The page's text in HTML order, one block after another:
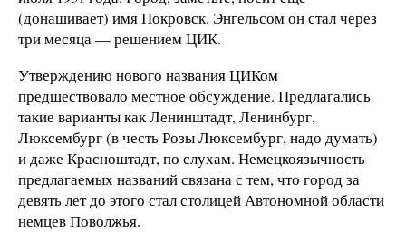
(донашивает) имя Покровск. Энгельсом он стал через
три месяца — решением ЦИК.
Утверждению нового названия ЦИКом
предшествовало местное обсуждение. Предлагались
такие варианты как Ленинштадт, Ленинбург,
Люксембург (в честь Розы Люксембург, надо думать)
и даже Красноштадт, по слухам. Немецкоязычность
предлагаемых названий связана с тем, что город за
девять лет до этого стал столицей Автономной области
немцев Поволжья.